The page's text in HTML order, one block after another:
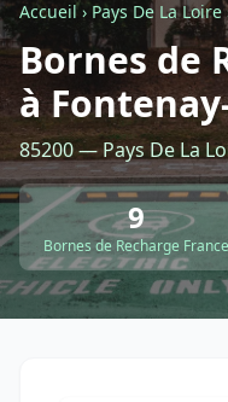
Accueil›Pays De La Loire
Bornes de
à
85200 — Pays De La
9
Bornes de Recharge France